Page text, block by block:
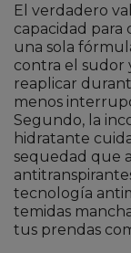
El verdadero
capacidad para
una sola
contra el sudor
reaplicar
menos
Segundo, la
hidratante
sequedad que
tecnología
temidas
tus prendas